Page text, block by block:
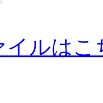
イルはこ